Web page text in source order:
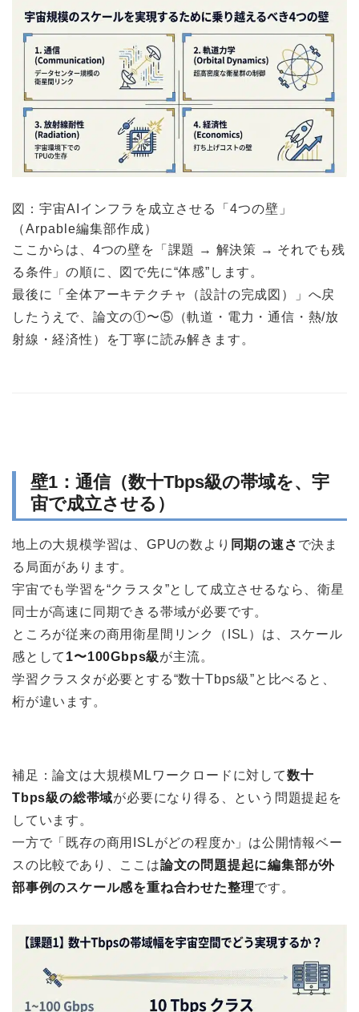
図：宇宙AIインフラを成立させる「4つの壁」
（Arpable編集部作成）
ここからは、4つの壁を「課題 → 解決策 → それでも残
る条件」の順に、図で先に“体感”します。
最後に「全体アーキテクチャ（設計の完成図）」へ戻
したうえで、論文の①〜⑤（軌道・電力・通信・熱/放
射線・経済性）を丁寧に読み解きます。
壁1：通信（数十Tbps級の帯域を、宇
宙で成立させる）
地上の大規模学習は、GPUの数より 同期の速さ で決ま
る局面があります。
宇宙でも学習を“クラスタ”として成立させるなら、衛星
同士が高速に同期できる帯域が必要です。
ところが従来の商用衛星間リンク（ISL）は、スケール
感として 1〜100Gbps級が主流。
学習クラスタが必要とする“数十Tbps級”と比べると、
桁が違います。
補足：論文は大規模MLワークロードに対して数十
Tbps級の総帯域が必要になり得る、という問題提起を
しています。
一方で「既存の商用ISLがどの程度か」は公開情報ベー
スの比較であり、ここは論文の問題提起に編集部が外
部事例のスケール感を重ね合わせた整理です。